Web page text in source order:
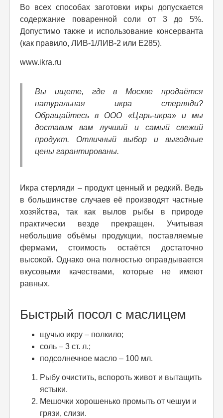
Во всех способах заготовки икры допускается
содержание поваренной соли от 3 до 5%.
Допустимо также и использование консерванта
(как правило, ЛИВ-1/ЛИВ-2 или Е285).
www.ikra.ru
Вы ищете, где в Москве продаётся
натуральная икра стерляди?
Обращайтесь в ООО «Царь-икра» и мы
доставим вам лучший и самый свежий
продукт. Отличный выбор и выгодные
цены гарантированы.
Икра стерляди – продукт ценный и редкий. Ведь
в большинстве случаев её производят частные
хозяйства, так как вылов рыбы в природе
практически везде прекращен. Учитывая
небольшие объёмы продукции, поставляемые
фермами, стоимость остаётся достаточно
высокой. Однако она полностью оправдывается
вкусовыми качествами, которые не имеют
равных.
Быстрый посол с маслицем
щучью икру – полкило;
соль – 3 ст. л.;
подсолнечное масло – 100 мл.
Рыбу очистить, вспороть живот и вытащить
ястыки.
Мешочки хорошенько промыть от чешуи и
грязи, слизи.